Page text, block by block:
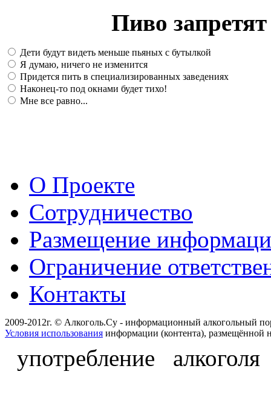
Пиво
Дети будут видеть меньше пьяных с бутылкой
Я думаю, ничего не изменится
Придется пить в специализированных заведениях
Наконец-то под окнами будет тихо!
Мне все равно...
О Проекте
Сотрудничество
Размещение
Ограничение
Контакты
2009-2012г. © Алкоголь.Су - информационный алкогольный
Условия использования информации (контента), размещённой
употребление